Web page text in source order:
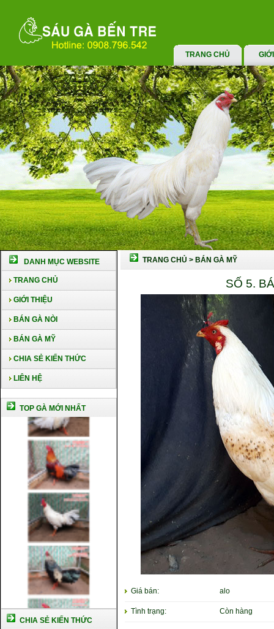
TRANG CHỦ
DANH MỤC WEBSITE
TRANG CHỦ
GIỚI THIỆU
BÁN GÀ NÒI
BÁN GÀ MỸ
CHIA SẺ KIẾN THỨC
LIÊN HỆ
TOP GÀ MỚI NHẤT
CHIA SẺ KIẾN THỨC
TRANG CHỦ > BÁN GÀ MỸ
SỐ 5.
Giá bán: alo
Tình trạng: Còn hàng